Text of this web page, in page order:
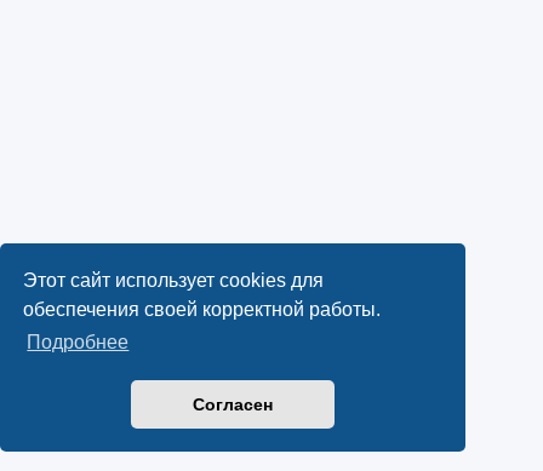
Этот сайт использует cookies для
обеспечения своей корректной работы.
Подробнее
Согласен